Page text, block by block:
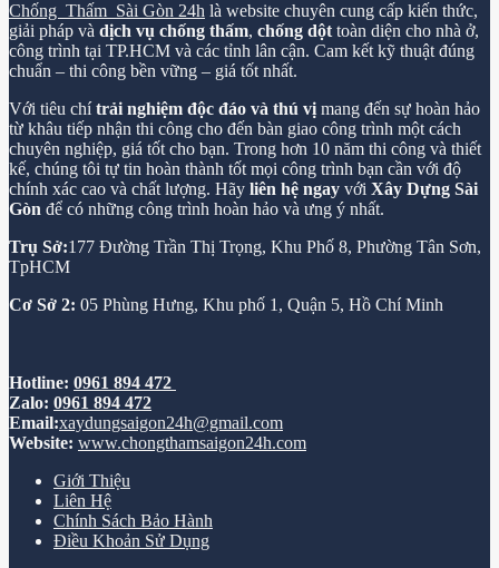
Chống Thấm Sài Gòn 24h là website chuyên cung cấp kiến thức,
giải pháp và dịch vụ chống thấm, chống dột toàn diện cho nhà ở,
công trình tại TP.HCM và các tỉnh lân cận. Cam kết kỹ thuật đúng
chuẩn – thi công bền vững – giá tốt nhất.
Với tiêu chítrải nghiệm độc đáo và thú vị mang đến sự hoàn hảo
từ khâu tiếp nhận thi công cho đến bàn giao công trình một cách
chuyên nghiệp, giá tốt cho bạn. Trong hơn 10 năm thi công và thiết
kế, chúng tôi tự tin hoàn thành tốt mọi công trình bạn cần với độ
chính xác cao và chất lượng. Hãy liên hệ ngay với Xây Dựng Sài
Gòn để có những công trình hoàn hảo và ưng ý nhất.
Trụ Sở:177 Đường Trần Thị Trọng, Khu Phố 8, Phường Tân Sơn,
TpHCM
Cơ Sở 2: 05 Phùng Hưng, Khu phố 1, Quận 5, Hồ Chí Minh
Hotline: 0961 894 472
Zalo: 0961 894 472
Email:xaydungsaigon24h@gmail.com
Website: www.chongthamsaigon24h.com
Giới Thiệu
Liên Hệ
Chính Sách Bảo Hành
Điều Khoản Sử Dụng